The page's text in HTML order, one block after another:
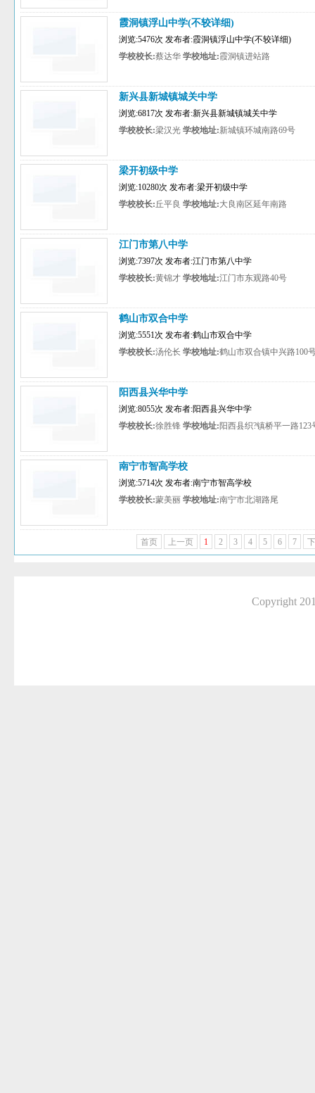
霞洞镇浮山中学(不较详细)
浏览:5476次 发布者:霞洞镇浮山中学(不较详细)
学校校长:蔡达华 学校地址:霞洞镇进站路
新兴县新城镇城关中学
浏览:6817次 发布者:新兴县新城镇城关中学
学校校长:梁汉光 学校地址:新城镇环城南路69号
梁开初级中学
浏览:10280次 发布者:梁开初级中学
学校校长: 丘平良 学校地址:大良南区延年南路
江门市第八中学
浏览:7397次 发布者:江门市第八中学
学校校长:黄锦才 学校地址:江门市东观路40号
鹤山市双合中学
浏览:5551次 发布者:鹤山市双合中学
学校校长:汤伦长 学校地址:鹤山市双合镇中兴路100
阳西县兴华中学
浏览:8055次 发布者:阳西县兴华中学
学校校长:徐胜锋 学校地址: 阳西县织?镇桥平一路123
南宁市智高学校
浏览:5714次 发布者:南宁市智高学校
学校校长:蒙美丽 学校地址:南宁市北湖路尾
首页 上一页 1 2 3 4 5 6 7
Copyright